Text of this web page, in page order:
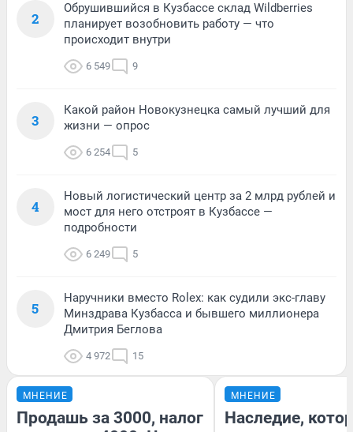
2
Обрушившийся в Кузбассе склад Wildberries
планирует возобновить работу — что
происходит внутри
6 549 9
3
Какой район Новокузнецка самый лучший для
жизни — опрос
6 254 5
4
Новый логистический центр за 2 млрд рублей и
мост для него отстроят в Кузбассе —
подробности
6 249 5
5
Наручники вместо Rolex: как судили экс-главу
Минздрава Кузбасса и бывшего миллионера
Дмитрия Беглова
4 972 15
МНЕНИЕ
Продашь за 3000, налог
МНЕНИЕ
Наследие,